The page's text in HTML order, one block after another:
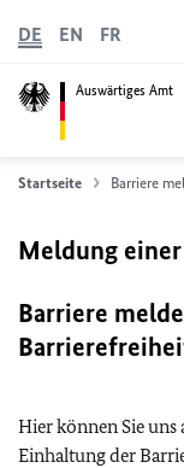
Auswärtiges Amt
DE EN FR
Startseite Barriere
Meldung
Barriere
Hier können Sie uns
Einhaltung der